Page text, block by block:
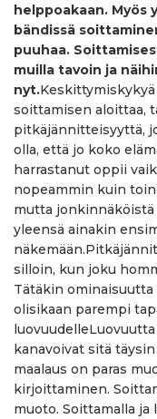
helppoakaan. Myös
bändissä
puuhaa.
muilla tavoin ja
nyt.
soittamisen aloittaa,
pitkäjännitteisyyttä,
olla, että jo koko
harrastanut oppii
nopeammin kuin
mutta
yleensä ainakin
silloin, kun joku
Tätäkin
olisikaan parempi
kanavoivat sitä
maalaus on paras
kirjoittaminen.
muoto. Soittamalla ja